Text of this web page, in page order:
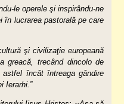
le operele şi inspirându-ne
lucrarea pastorală pe care
şi civilizaţie europeană
greacă, trecând dincolo de
încât întreaga gândire
Ierarhi.”